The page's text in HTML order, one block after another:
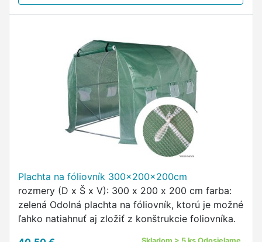
Plachta na fóliovník 300x200x200cm
rozmery (D x Š x V): 300 x 200 x 200 cm farba:
zelená Odolná plachta na fóliovník, ktorú je možné
ľahko natiahnuť aj zložiť z konštrukcie foliovníka.